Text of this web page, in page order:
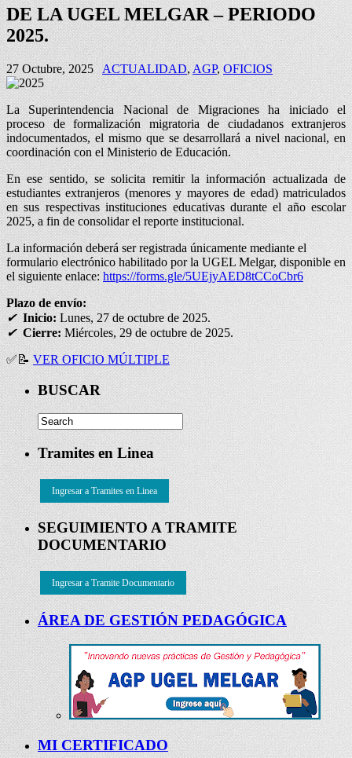
DE LA UGEL MELGAR – PERIODO
2025.
27 Octubre, 2025 ACTUALIDAD,AGP,OFICIOS
La Superintendencia Nacional de Migraciones ha iniciado el
proceso de formalización migratoria de ciudadanos extranjeros
indocumentados, el mismo que se desarrollará a nivel nacional, en
coordinación con el Ministerio de Educación.
En ese sentido, se solicita remitir la información actualizada de
estudiantes extranjeros (menores y mayores de edad) matriculados
en sus respectivas instituciones educativas durante el año escolar
2025, a fin de consolidar el reporte institucional.
La información deberá ser registrada únicamente mediante el
formulario electrónico habilitado por la UGEL Melgar, disponible en
el siguiente enlace: https://forms.gle/5UEjyAED8tCCoCbr6
Plazo de envío:
✔ Inicio:Lunes, 27 de octubre de 2025.
✔ Cierre:Miércoles, 29 de octubre de 2025.
✅📝 VER OFICIO MÚLTIPLE
BUSCAR
Tramites en Linea
Ingresar a Tramites en Linea
SEGUIMIENTO A TRAMITE
DOCUMENTARIO
Ingresar a Tramite Documentario
ÁREA DE GESTIÓN PEDAGÓGICA
MI CERTIFICADO